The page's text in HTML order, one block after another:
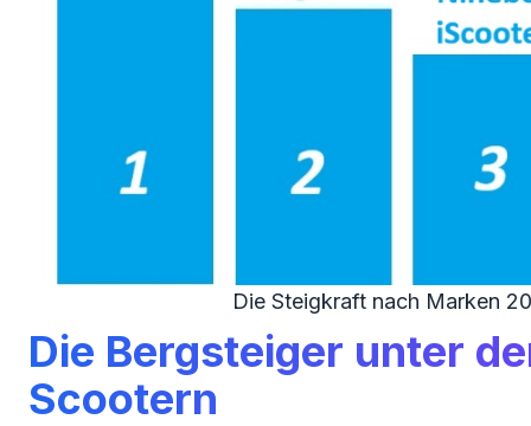
Die Steigkraft nach Marken
Die Bergsteiger unter
Scootern